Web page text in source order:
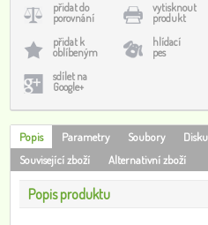
přidat do
porovnání
vytisknout
produkt
přidat k
oblíbeným
hlídací
pes
sdílet na
Google+
Popis Parametry Soubory
Související zboží
Alternativní zboží
Popis produktu